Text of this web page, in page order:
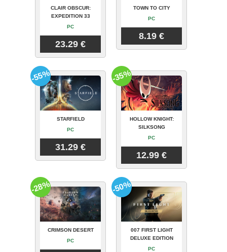
CLAIR OBSCUR:
EXPEDITION 33
PC
23.29 €
TOWN TO CITY
PC
8.19 €
STARFIELD
PC
31.29 €
-55%
HOLLOW KNIGHT:
SILKSONG
PC
12.99 €
-35%
CRIMSON DESERT
PC
-28%
007 FIRST LIGHT
DELUXE EDITION
PC
-50%